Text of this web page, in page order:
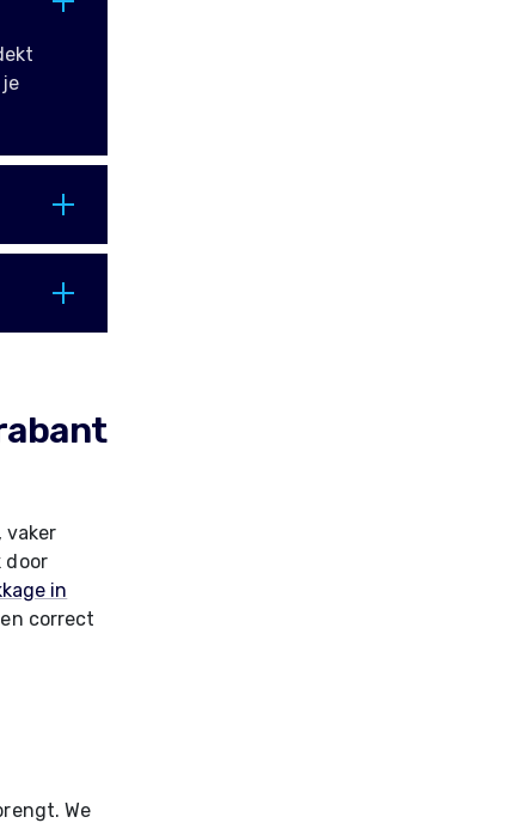
vaker
door
in
correct
We